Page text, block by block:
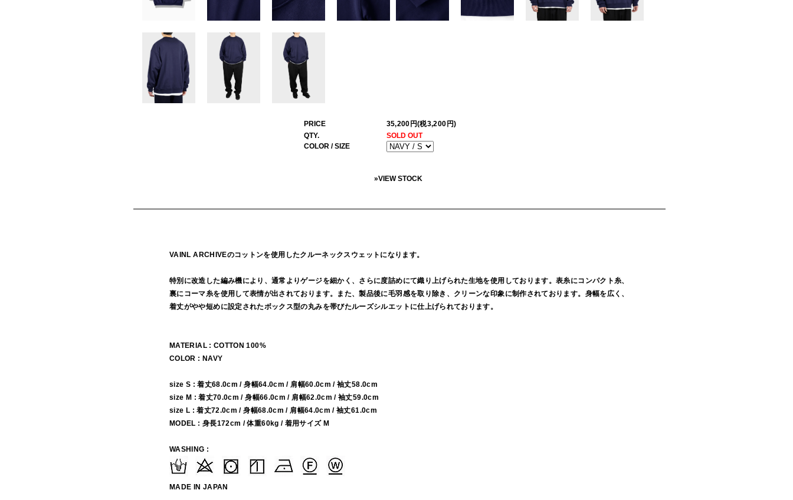
PRICE
35,200円(税3,200円)
QTY.
SOLD OUT
COLOR / SIZE
»VIEW STOCK
VAINL ARCHIVEのコットンを使用したクルーネックスウェットになります。
特別に改造した編み機により、通常よりゲージを細かく、さらに度詰めにて織り上げられた生地を使用しております。表糸にコンパクト糸、
裏にコーマ糸を使用して表情が出されております。また、製品後に毛羽感を取り除き、クリーンな印象に制作されております。身幅を広く、
着丈がやや短めに設定されたボックス型の丸みを帯びたルーズシルエットに仕上げられております。
MATERIAL : COTTON 100%
COLOR : NAVY
size S : 着丈68.0cm / 身幅64.0cm / 肩幅60.0cm / 袖丈58.0cm
size M : 着丈70.0cm / 身幅66.0cm / 肩幅62.0cm / 袖丈59.0cm
size L : 着丈72.0cm / 身幅68.0cm / 肩幅64.0cm / 袖丈61.0cm
MODEL : 身長172cm / 体重60kg / 着用サイズ M
WASHING :
MADE IN JAPAN